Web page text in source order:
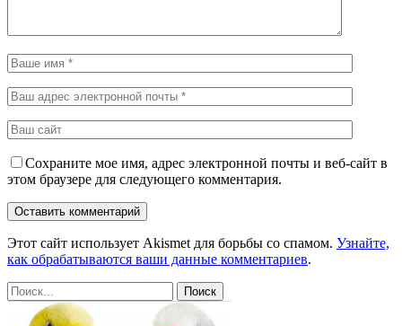
Сохраните мое имя, адрес электронной почты и веб-сайт в
этом браузере для следующего комментария.
Этот сайт использует Akismet для борьбы со спамом. Узнайте,
как обрабатываются ваши данные комментариев.